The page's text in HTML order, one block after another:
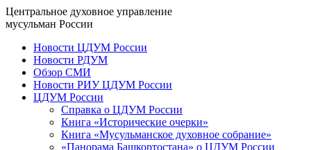
Центральное духовное управление
мусульман России
Новости ЦДУМ России
Новости РДУМ
Обзор СМИ
Новости РИУ ЦДУМ России
ЦДУМ России
Справка о ЦДУМ России
Книга «Исторические очерки»
Книга «Мусульманское духовное собрание»
«Панорама Башкортостана» о ЦДУМ России